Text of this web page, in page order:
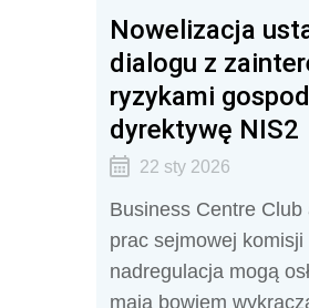
Nowelizacja
dialogu z
ryzykami
dyrektywę NIS2
22 sty 2026
Business Centre
prac sejmowej
nadregulacja mogą
mają bowiem